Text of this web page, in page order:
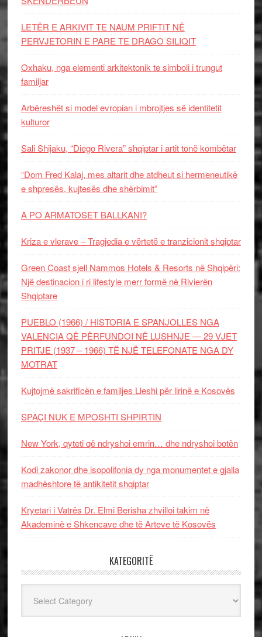
LETËR E ARKIVIT TE NAUM PRIFTIT NË
PERVJETORIN E PARE TE DRAGO SILIQIT
Oxhaku, nga elementi arkitektonik te simboli i trungut
familjar
Arbëreshët si model evropian i mbrojtjes së identitetit
kulturor
Sali Shijaku, “Diego Rivera” shqiptar i artit tonë kombëtar
“Dom Fred Kalaj, mes altarit dhe atdheut si hermeneutikë
e shpresës, kujtesës dhe shërbimit”
A PO ARMATOSET BALLKANI?
Kriza e vlerave – Tragjedia e vërtetë e tranzicionit shqiptar
Green Coast sjell Nammos Hotels & Resorts në Shqipëri:
Një destinacion i ri lifestyle merr formë në Rivierën
Shqiptare
PUEBLO (1966) / HISTORIA E SPANJOLLES NGA
VALENCIA QË PËRFUNDOI NË LUSHNJE — 29 VJET
PRITJE (1937 – 1966) TË NJË TELEFONATE NGA DY
MOTRAT
Kujtojmë sakrificën e familjes Lleshi për lirinë e Kosovës
SPAÇI NUK E MPOSHTI SHPIRTIN
New York, qyteti që ndryshoi emrin… dhe ndryshoi botën
Kodi zakonor dhe isopolifonia dy nga monumentet e gjalla
madhështore të antikitetit shqiptar
Kryetari i Vatrës Dr. Elmi Berisha zhvilloi takim në
Akademinë e Shkencave dhe të Arteve të Kosovës
KATEGORITË